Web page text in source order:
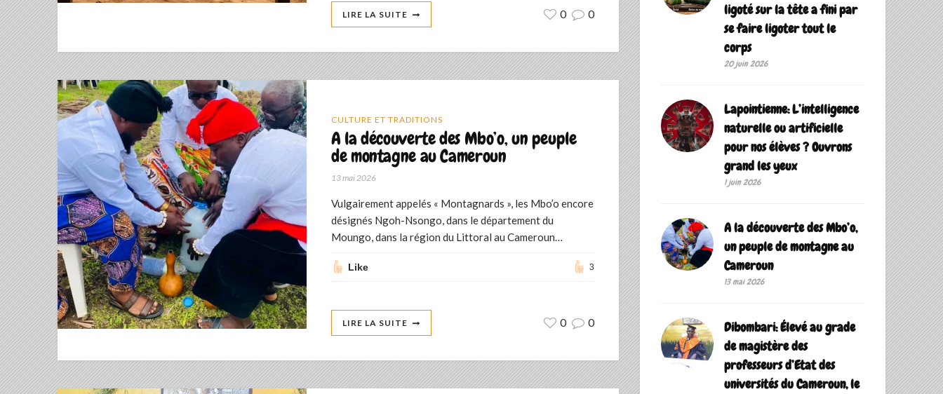
LIRE LA SUITE 0 0
CULTURE ET TRADITIONS
A la découverte des Mbo’o, un peuple
de montagne au Cameroun
13 mai 2026
Vulgairement appelés « Montagnards », les Mbo’o encore
désignés Ngoh-Nsongo, dans le département du
Moungo, dans la région du Littoral au Cameroun…
Like 3
LIRE LA SUITE 0 0
ligoté sur la tête a fini par
se faire ligoter tout le
corps
20 juin 2026
Lapointienne: L’intelligence
naturelle ou artificielle
pour nos élèves ? Ouvrons
grand les yeux
1 juin 2026
A la découverte des Mbo’o,
un peuple de montagne au
Cameroun
13 mai 2026
Dibombari: Élevé au grade
de magistère des
professeurs d’Etat des
universités du Cameroun, le